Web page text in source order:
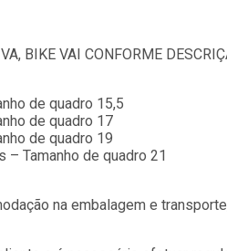
BIKE VAI CONFORME
de quadro 15,5
de quadro 17
de quadro 19
– Tamanho de quadro 21
na embalagem e